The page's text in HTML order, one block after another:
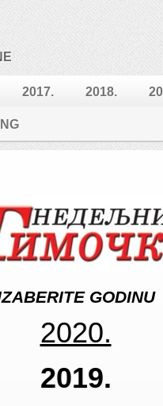
2017. 2018.
GODINU
2020.
2019.